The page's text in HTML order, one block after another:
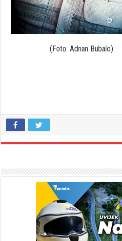
(Foto: Adnan Bubalo)